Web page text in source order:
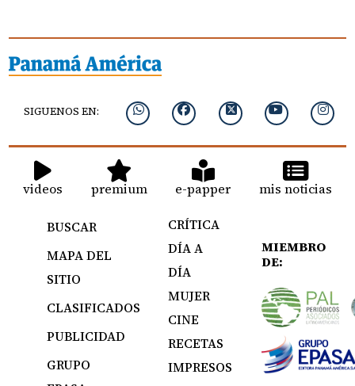
SIGUENOS EN:
videos premium e-papper mis noticias
BUSCAR
MAPA DEL
SITIO
CLASIFICADOS
PUBLICIDAD
GRUPO
CRÍTICA
DÍA A
DÍA
MUJER
CINE
RECETAS
IMPRESOS
MIEMBRO
DE: